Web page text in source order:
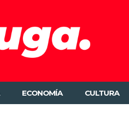
ECONOMÍA CULTURA